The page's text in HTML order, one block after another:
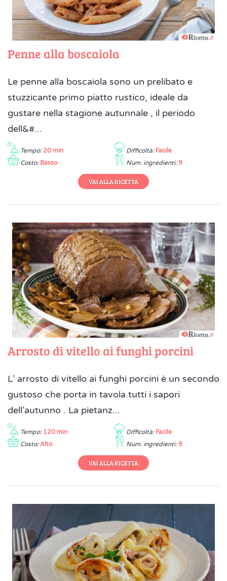
Penne alla boscaiola
Le penne alla boscaiola sono un prelibato e
stuzzicante primo piatto rustico, ideale da
gustare nella stagione autunnale , il periodo
dell&#...
Tempo: 20 min Difficoltà: Facile
Costo: Basso Num. ingredienti: 9
VAI ALLA RICETTA
Arrosto di vitello ai funghi porcini
L’ arrosto di vitello ai funghi porcini è un secondo
gustoso che porta in tavola tutti i sapori
dell’autunno . La pietanz...
Tempo: 120 min Difficoltà: Facile
Costo: Alto Num. ingredienti: 9
VAI ALLA RICETTA